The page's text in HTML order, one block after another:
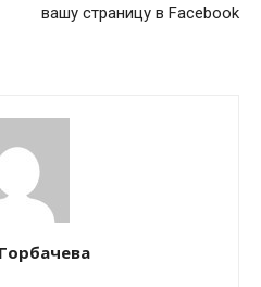
вашу страницу в Facebook